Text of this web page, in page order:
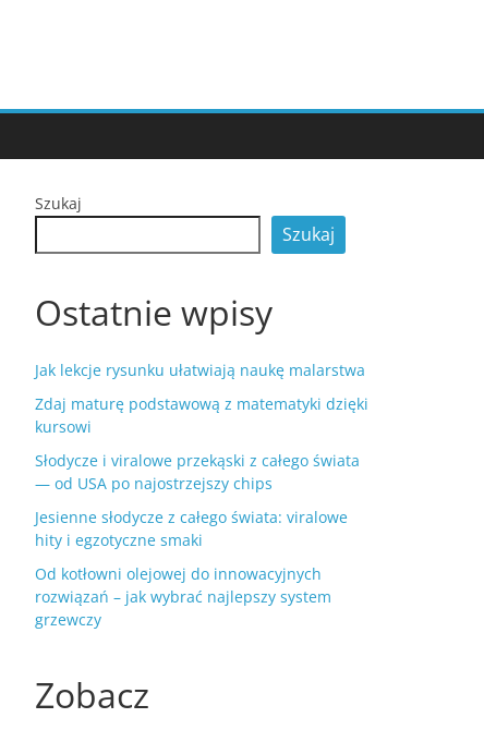
Szukaj
Szukaj
Ostatnie wpisy
Jak lekcje rysunku ułatwiają naukę malarstwa
Zdaj maturę podstawową z matematyki dzięki
kursowi
Słodycze i viralowe przekąski z całego świata
— od USA po najostrzejszy chips
Jesienne słodycze z całego świata: viralowe
hity i egzotyczne smaki
Od kotłowni olejowej do innowacyjnych
rozwiązań – jak wybrać najlepszy system
grzewczy
Zobacz